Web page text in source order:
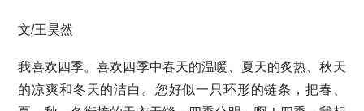
文/王昊然
我喜欢四季。喜欢四季中春天的温暖、夏天的炙热、秋天
的凉爽和冬天的洁白。您好似一只环形的链条，把春、